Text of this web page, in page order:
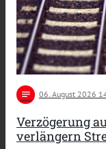
notes 06. August 2026
Verzögerung
verlängern